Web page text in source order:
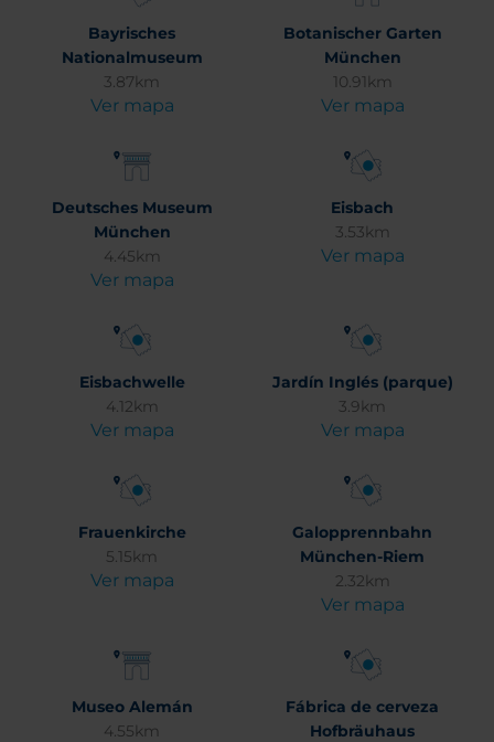
Bayrisches
Nationalmuseum
3.87km
Ver mapa
Botanischer Garten
München
10.91km
Ver mapa
Deutsches Museum
München
4.45km
Ver mapa
Eisbach
3.53km
Ver mapa
Eisbachwelle
4.12km
Ver mapa
Jardín Inglés (parque)
3.9km
Ver mapa
Frauenkirche
5.15km
Ver mapa
Galopprennbahn
München-Riem
2.32km
Ver mapa
Museo Alemán
4.55km
Fábrica de cerveza
Hofbräuhaus